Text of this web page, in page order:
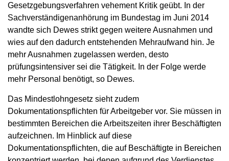
Gesetzgebungsverfahren vehement Kritik geübt. In der
Sachverständigenanhörung im Bundestag im Juni 2014
wandte sich Dewes strikt gegen weitere Ausnahmen und
wies auf den dadurch entstehenden Mehraufwand hin. Je
mehr Ausnahmen zugelassen werden, desto
prüfungsintensiver sei die Tätigkeit. In der Folge werde
mehr Personal benötigt, so Dewes.
Das Mindestlohngesetz sieht zudem
Dokumentationspflichten für Arbeitgeber vor. Sie müssen in
bestimmten Bereichen die Arbeitszeiten ihrer Beschäftigten
aufzeichnen. Im Hinblick auf diese
Dokumentationspflichten, die auf Beschäftigte in Bereichen